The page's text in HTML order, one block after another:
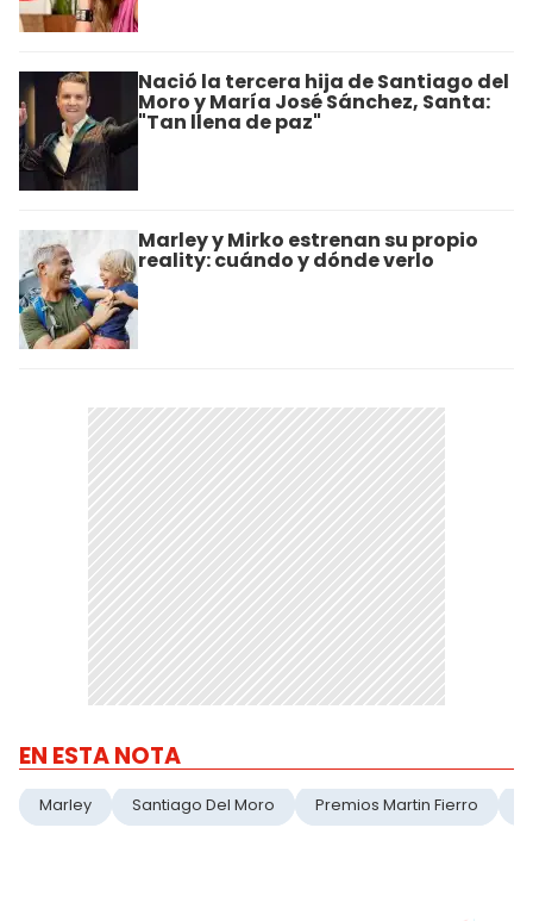
Nació la tercera hija de Santiago del
Moro y María José Sánchez, Santa:
"Tan llena de paz"
Marley y Mirko estrenan su propio
reality: cuándo y dónde verlo
EN ESTA NOTA
Marley Santiago Del Moro Premios Martin Fierro